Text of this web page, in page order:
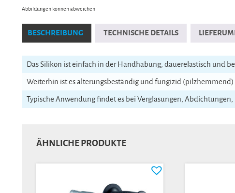
Abbildungen können abweichen
BESCHREIBUNG TECHNISCHE DETAILS
Das Silikon ist einfach in der Handhabung, dauerelastisch und
Weiterhin ist es alterungsbeständig und fungizid (pilzhemmend)
Typische Anwendung findet es bei Verglasungen,
ÄHNLICHE PRODUKTE